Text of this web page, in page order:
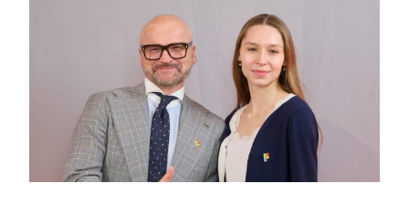
świecie. W ciągu pięciu edycji Rafał Brzoska
Foundation przeznaczyło na edukację i rozwój
talentów ponad 22 mln zł. Fundusze w 100%
pochodzą z inicjatywy TOP CHARITY, której
organizatorami są Omenaa Mensah i Rafał Brzoska
angażując przedstawicieli biznesu, kultury i sztuki
z całego świata.